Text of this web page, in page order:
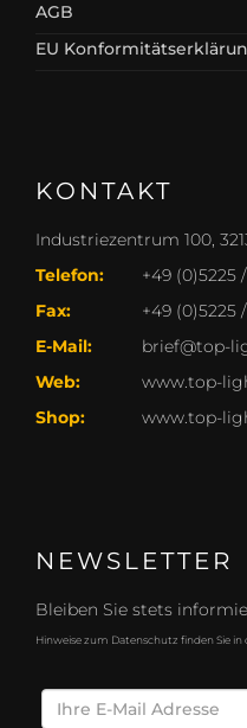
AGB
EU
KONTAKT
Industriezentrum 100,
Telefon:
+49 (0)5225
Fax:
+49 (0)5225
E-Mail:
brief@top-
Web:
www.top-
Shop:
www.top-
NEWSLETTER
Bleiben Sie stets
Hinweise zum Datenschutz finden Sie